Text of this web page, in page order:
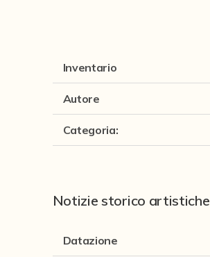
Inventario
Autore
Categoria:
Notizie storico artistiche
Datazione